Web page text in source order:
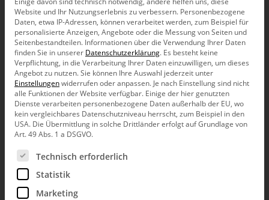
Bilder sind schnell. Passen gut zu Wort und Zahl. Passen in
Tabellen. Guck mal.
Website und Ihr Nutzungserlebnis zu verbessern. Personenbezogene
Daten, etwa IP-Adressen, können verarbeitet werden, zum Beispiel für
personalisierte Anzeigen, Angebote oder die Messung von Seiten und
Seitenbestandteilen. Informationen über die Verwendung Ihrer Daten
finden Sie in unserer Datenschutzerklärung. Es besteht keine
Verpflichtung, in die Verarbeitung Ihrer Daten einzuwilligen, um dieses
Angebot zu nutzen.Sie können Ihre Auswahl jederzeit unter
Einstellungenwiderrufen oder anpassen. Je nach Einstellung sind nicht
alle Funktionen der Website verfügbar. Einige der hier genutzten
Dienste verarbeiten personenbezogene Daten außerhalb der EU, wo
kein vergleichbares Datenschutzniveau herrscht, zum Beispiel in den
USA. Die Übermittlung in solche Drittländer erfolgt auf Grundlage von
Art. 49 Abs. 1 a DSGVO.
Es folgt eine Liste der Service-Gruppen, für die eine
Technisch erforderlich
Statistik
Marketing